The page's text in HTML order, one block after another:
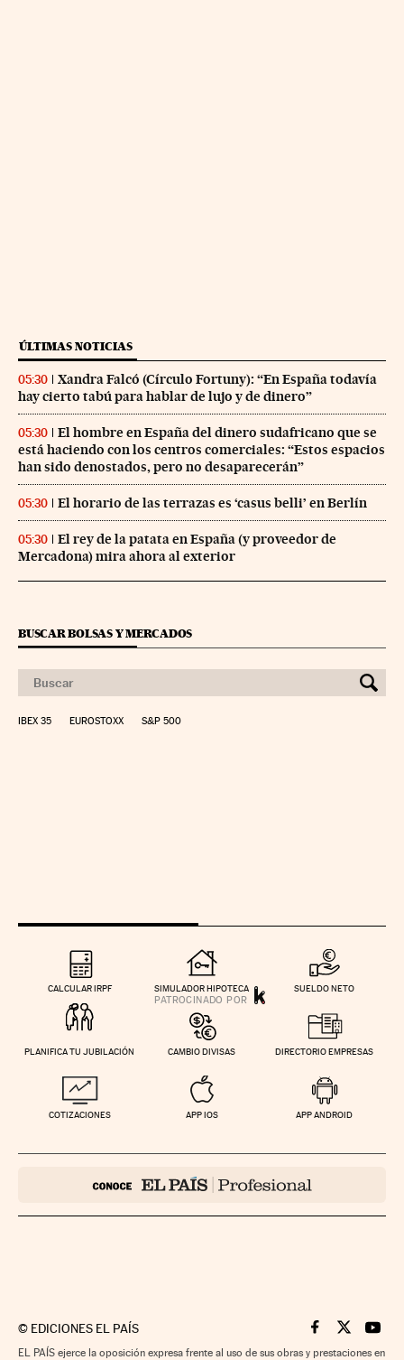
ÚLTIMAS NOTICIAS
05:30
Xandra Falcó (Círculo Fortuny): “En España todavía
hay cierto tabú para hablar de lujo y de dinero”
05:30
El hombre en España del dinero sudafricano que se
está haciendo con los centros comerciales: “Estos espacios
han sido denostados, pero no desaparecerán”
05:30 El horario de las terrazas es ‘casus belli’ en Berlín
05:30
El rey de la patata en España (y proveedor de
Mercadona) mira ahora al exterior
BUSCAR BOLSAS Y MERCADOS
IBEX 35 EUROSTOXX S&P 500
CALCULAR IRPF SIMULADOR HIPOTECA SUELDO NETO
PLANIFICA TU JUBILACIÓN CAMBIO DIVISAS DIRECTORIO EMPRESAS
COTIZACIONES APP IOS APP ANDROID
© EDICIONES EL PAÍS Cinco Días en
Cinco Días
Cinco
EL PAÍS ejerce la oposición expresa frente al uso de sus obras y prestaciones en